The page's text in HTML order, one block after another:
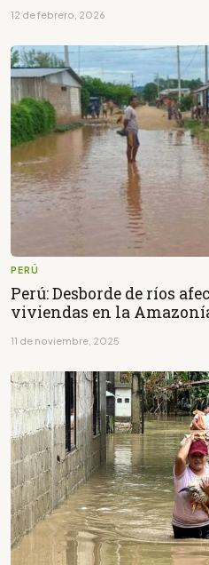
12 de febrero, 2026
PERÚ
Perú: Desborde de ríos
viviendas en la
11 de noviembre, 2025